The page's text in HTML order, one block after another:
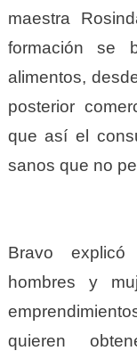
maestra
formación se
alimentos,
posterior
que así el
sanos que no
Bravo
hombres y
quieren